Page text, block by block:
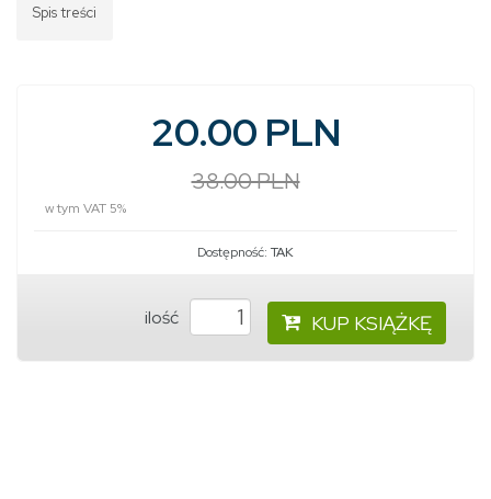
Spis treści
20.00 PLN
38.00 PLN
w tym VAT 5%
Dostępność: TAK
ilość KUP KSIĄŻKĘ